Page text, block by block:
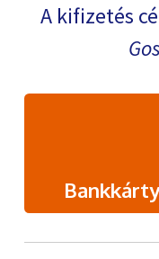
A kifizetés